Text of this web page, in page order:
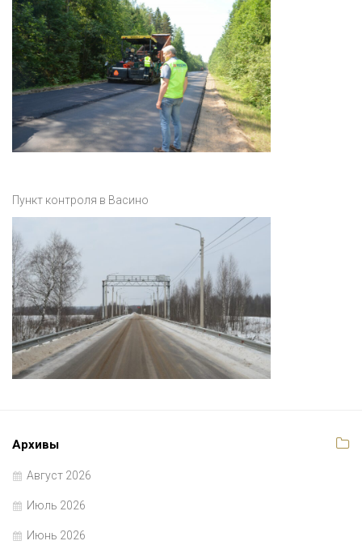
Пункт контроля в Васино
Архивы
Август 2026
Июль 2026
Июнь 2026